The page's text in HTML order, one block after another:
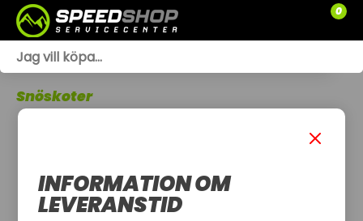
0
SLÄPVAGNAR
Snöskoter
INFORMATION OM
LEVERANSTID